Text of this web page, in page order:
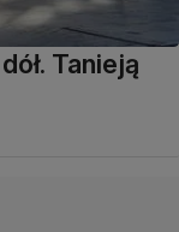
Tanieją